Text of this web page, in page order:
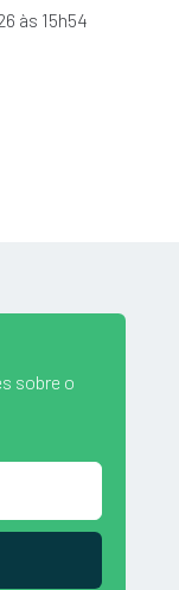
às 15h54
sobre o